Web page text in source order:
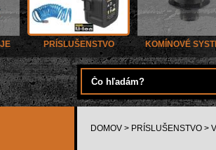
PRÍSLUŠENSTVO KOMÍNOVÉ
DOMOV > PRÍSLUŠENSTVO >